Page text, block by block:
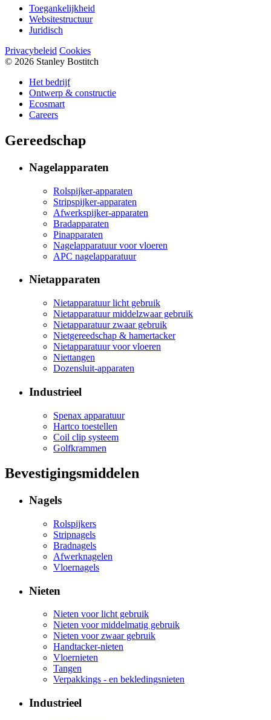
Toegankelijkheid
Websitestructuur
Juridisch
Privacybeleid Cookies
© 2026 Stanley Bostitch
Het bedrijf
Ontwerp & constructie
Ecosmart
Careers
Gereedschap
Nagelapparaten
Rolspijker-apparaten
Stripspijker-apparaten
Afwerkspijker-apparaten
Bradapparaten
Pinapparaten
Nagelapparatuur voor vloeren
APC nagelapparatuur
Nietapparaten
Nietapparatuur licht gebruik
Nietapparatuur middelzwaar gebruik
Nietapparatuur zwaar gebruik
Nietgereedschap & hamertacker
Nietapparatuur voor vloeren
Niettangen
Dozensluit-apparaten
Industrieel
Spenax apparatuur
Hartco toestellen
Coil clip systeem
Golfkrammen
Bevestigingsmiddelen
Nagels
Rolspijkers
Stripnagels
Bradnagels
Afwerknagelen
Vloernagels
Nieten
Nieten voor licht gebruik
Nieten voor middelmatig gebruik
Nieten voor zwaar gebruik
Handtacker-nieten
Vloernieten
Tangen
Verpakkings - en bekledingsnieten
Industrieel